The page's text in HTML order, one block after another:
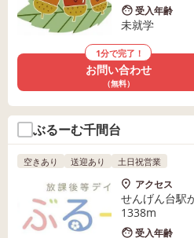
受入年齢
未就学
1分で完了！
お問い合わせ
（無料）
ぶるーむ千間台
空きあり 送迎あり 土日祝営業
アクセス
せんげん台駅
1338m
受入年齢